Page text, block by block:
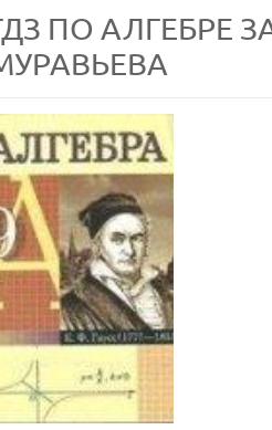
ПО АЛГЕБРЕ